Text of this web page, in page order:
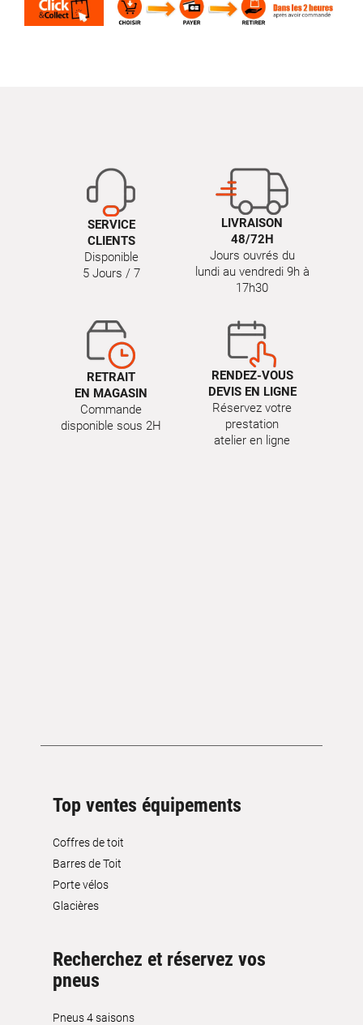
SERVICE
CLIENTS
Disponible
5 Jours / 7
LIVRAISON
48/72H
Jours ouvrés du
lundi au vendredi 9h à
17h30
RETRAIT
EN MAGASIN
Commande
disponible sous 2H
RENDEZ-VOUS
DEVIS EN LIGNE
Réservez votre
prestation
atelier en ligne
Top ventes équipements
Coffres de toit
Barres de Toit
Porte vélos
Glacières
Recherchez et réservez vos
pneus
Pneus 4 saisons